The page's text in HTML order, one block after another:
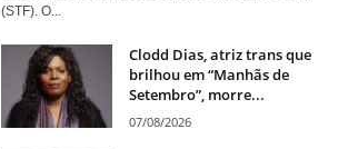
(STF). O...
Clodd Dias, atriz trans que
brilhou em “Manhãs de
Setembro”, morre...
07/08/2026